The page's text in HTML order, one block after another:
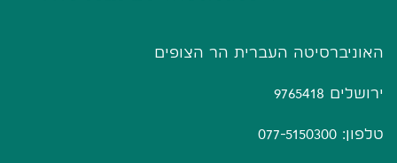
האוניברסיטה העברית הר הצופים
ירושלים 9765418
טלפון: 077-5150300